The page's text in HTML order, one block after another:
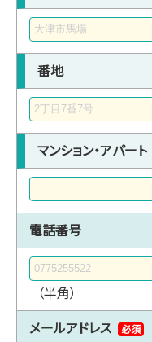
番地
マンション・アパート
電話番号
（半角）
メールアドレス 必須